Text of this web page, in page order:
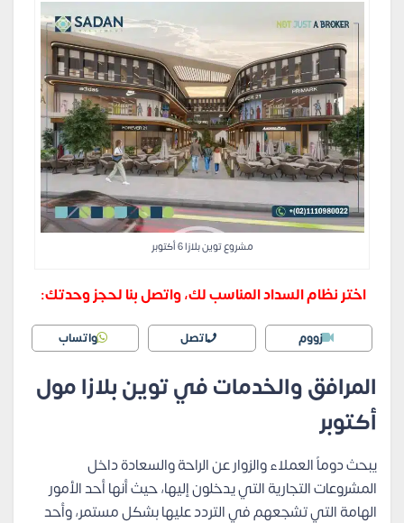
مشروع توين بلازا 6 أكتوبر
اختر نظام السداد المناسب لك، واتصل بنا لحجز وحدتك:
زووم اتصل واتساب
المرافق والخدمات في توين بلازا مول
أكتوبر
يبحث دوماً العملاء والزوار عن الراحة والسعادة داخل
المشروعات التجارية التي يدخلون إليها، حيث أنها أحد الأمور
الهامة التي تشجعهم في التردد عليها بشكل مستمر، وأحد